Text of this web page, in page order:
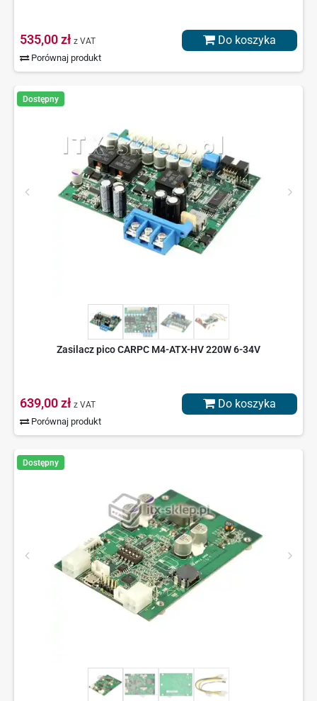
535,00 zł z VAT
Porównaj produkt
Do koszyka
Dostępny
Zasilacz pico CARPC M4-ATX-HV 220W 6-34V
639,00 zł z VAT
Porównaj produkt
Do koszyka
Dostępny